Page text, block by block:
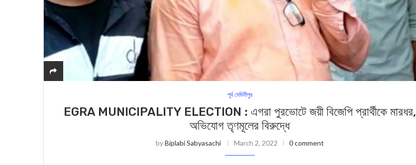
পূর্ব মেদিনীপুর
EGRA MUNICIPALITY ELECTION : এগরা পুরভোটে জয়ী বিজেপি প্রার্থীকে মারধর,
অভিযোগ তৃণমূলের বিরুদ্ধে
byBiplabi Sabyasachi March 2, 2022 0 comment